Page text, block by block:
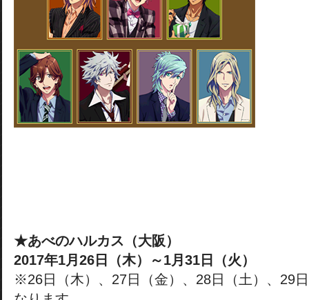
★あべのハルカス（大阪）
2017年1月26日（木）～1月31日（火）
※26日（木）、27日（金）、28日（土）、29